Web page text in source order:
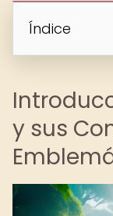
Índice
y sus